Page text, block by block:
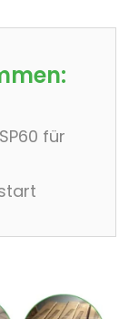
für